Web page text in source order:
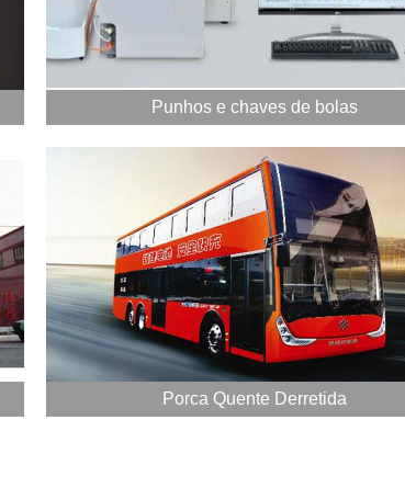
Punhos e chaves de bolas
Porca Quente Derretida